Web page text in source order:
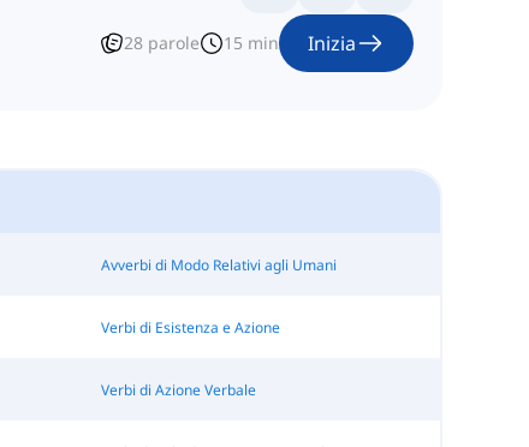
28 parole 15 min Inizia
Avverbi di Modo Relativi agli Umani
Verbi di Esistenza e Azione
Verbi di Azione Verbale